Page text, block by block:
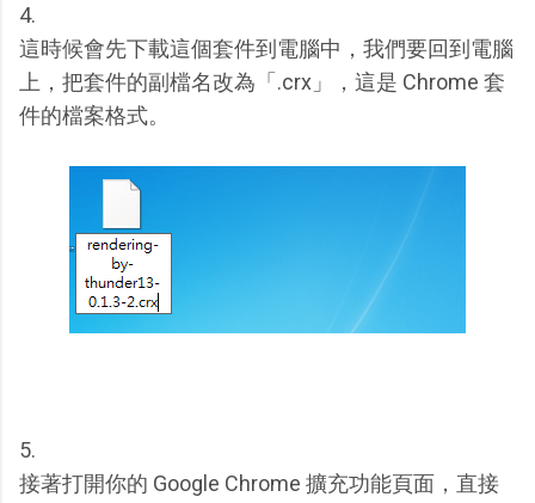
4.
這時候會先下載這個套件到電腦中，我們要回到電腦
上，把套件的副檔名改為「.crx」，這是 Chrome 套
件的檔案格式。
5.
接著打開你的 Google Chrome 擴充功能頁面，直接